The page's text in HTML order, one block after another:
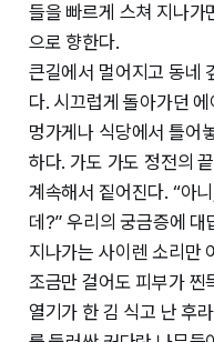
들을 빠르게 스쳐 지나가
으로 향한다.
큰길에서 멀어지고 동네
다. 시끄럽게 돌아가던
멍가게나 식당에서 틀어
하다. 가도 가도 정전의
계속해서 짙어진다. “아
데?” 우리의 궁금증에
지나가는 사이렌 소리만
조금만 걸어도 피부가 찐
열기가 한 김 식고 난 후